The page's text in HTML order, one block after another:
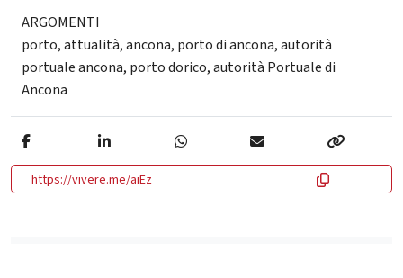
ARGOMENTI
porto,attualità,ancona, porto di ancona,autorità
portuale ancona, porto dorico,autorità Portuale di
Ancona
https://vivere.me/aiEz